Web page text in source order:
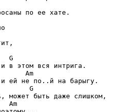
по ее хате.
G
Am
G
может быть даже слишком,